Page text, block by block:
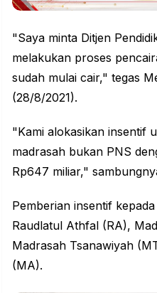
"Saya minta Ditjen
melakukan proses
sudah mulai cair," tegas
(28/8/2021).
"Kami alokasikan insentif
madrasah bukan PNS
Rp647 miliar,"
Pemberian insentif
Raudlatul Athfal (RA),
Madrasah Tsanawiyah
(MA).